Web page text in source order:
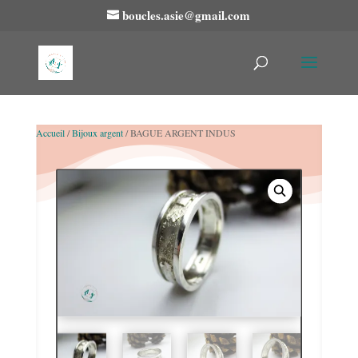
boucles.asie@gmail.com
Accueil/Bijoux argent/ BAGUE ARGENT INDUS